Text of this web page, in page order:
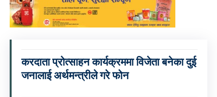
करदाता प्रोत्साहन कार्यक्रममा विजेता बनेका दुई
जनालाई अर्थमन्त्रीले गरे फोन